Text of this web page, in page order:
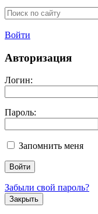
Войти
Авторизация
Логин:
Пароль:
Запомнить меня
Забыли свой пароль?
Закрыть